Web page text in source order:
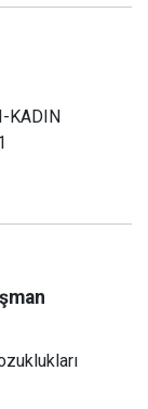
KADIN